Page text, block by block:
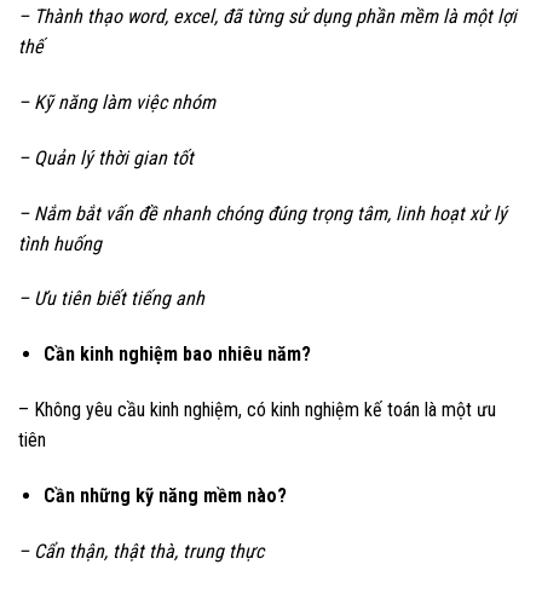
– Thành thạo word, excel, đã từng sử dụng phần mềm là một lợi
thế
– Kỹ năng làm việc nhóm
– Quản lý thời gian tốt
– Nắm bắt vấn đề nhanh chóng đúng trọng tâm, linh hoạt xử lý
tình huống
– Ưu tiên biết tiếng anh
Cần kinh nghiệm bao nhiêu năm?
– Không yêu cầu kinh nghiệm, có kinh nghiệm kế toán là một ưu
tiên
Cần những kỹ năng mềm nào?
– Cẩn thận, thật thà, trung thực